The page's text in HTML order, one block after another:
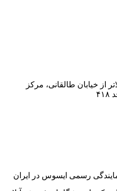
از خیابان طالقانی، مرکز
رسمی ایسوس در ایران